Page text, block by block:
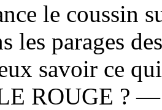
le coussin
les parages
savoir ce
ROUGE ? —